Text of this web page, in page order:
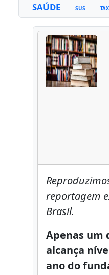
SAÚDE SUS
reportagem
Brasil.
Apenas um
alcança
ano do